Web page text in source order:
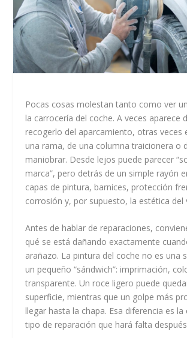
Pocas cosas molestan tanto como ver
la carrocería del coche. A veces aparece
recogerlo del aparcamiento, otras veces
una rama, de una columna traicionera o
maniobrar. Desde lejos puede parecer
marca”, pero detrás de un simple rayón
capas de pintura, barnices, protección
corrosión y, por supuesto, la estética del
Antes de hablar de reparaciones,
qué se está dañando exactamente
arañazo. La pintura del coche no es una
un pequeño “sándwich”: imprimación,
transparente. Un roce ligero puede
superficie, mientras que un golpe más
llegar hasta la chapa. Esa diferencia es la
tipo de reparación que hará falta